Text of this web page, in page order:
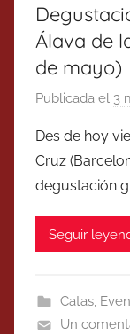
Álava de
de mayo)
Publicada el 3
Des de hoy
Cruz
degustación
Seguir
Catas,
Un